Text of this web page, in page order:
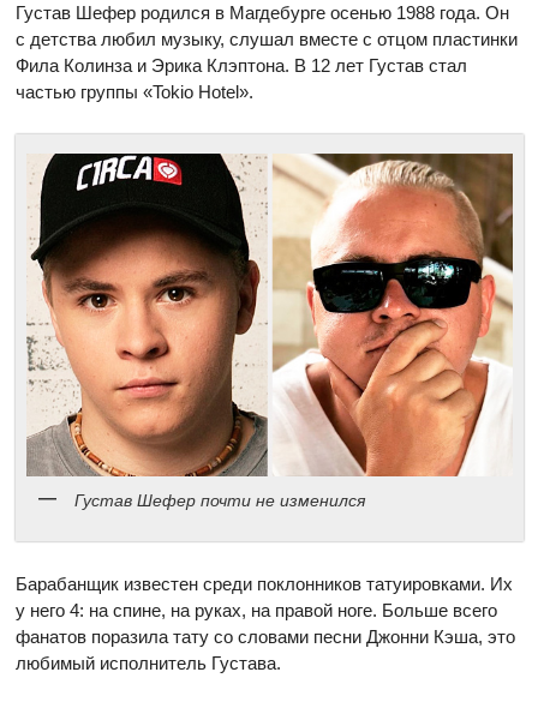
Густав Шефер родился в Магдебурге осенью 1988 года. Он
с детства любил музыку, слушал вместе с отцом пластинки
Фила Колинза и Эрика Клэптона. В 12 лет Густав стал
частью группы «Tokio Hotel».
Густав Шефер почти не изменился
Барабанщик известен среди поклонников татуировками. Их
у него 4: на спине, на руках, на правой ноге. Больше всего
фанатов поразила тату со словами песни Джонни Кэша, это
любимый исполнитель Густава.